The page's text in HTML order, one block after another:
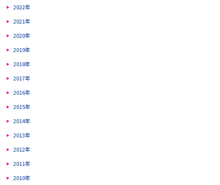
2022年
2021年
2020年
2019年
2018年
2017年
2016年
2015年
2014年
2013年
2012年
2011年
2010年